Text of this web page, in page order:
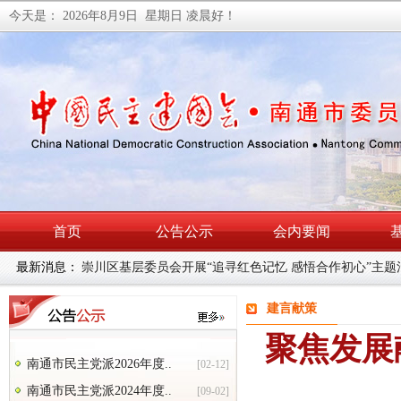
今天是： 2026年8月9日 星期日 凌晨好！
首页 公告公示 会内要闻
最新消息： 民建南通市委会召开理论学习中心组学习（扩大）会暨主
南通市民主党派2026年度.. [02-12]
南通市民主党派2024年度.. [09-02]
建言献策
聚焦发